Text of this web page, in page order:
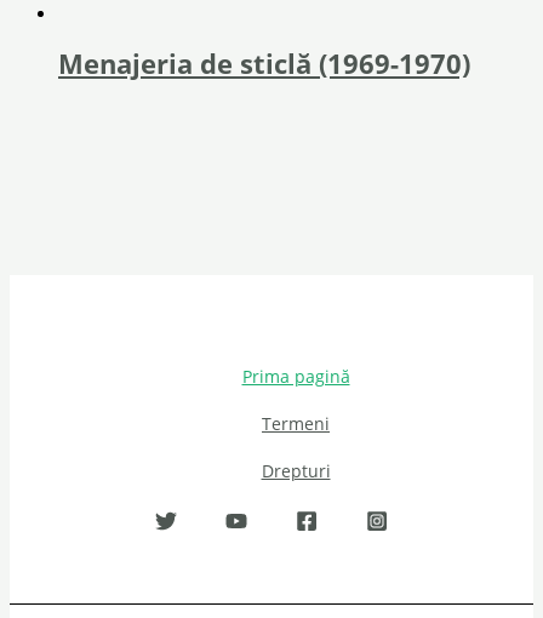
Menajeria de sticlă (1969-1970)
Prima pagină
Termeni
Drepturi